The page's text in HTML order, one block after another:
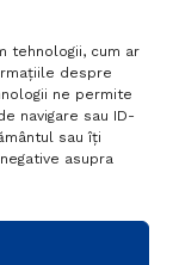
tehnologii, cum ar
despre
ne permite
navigare sau ID-
sau îți
asupra